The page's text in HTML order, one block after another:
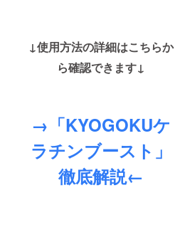
↓使用方法の詳細はこちらか
ら確認できます↓
→「KYOGOKUケ
ラチンブースト」
徹底解説←